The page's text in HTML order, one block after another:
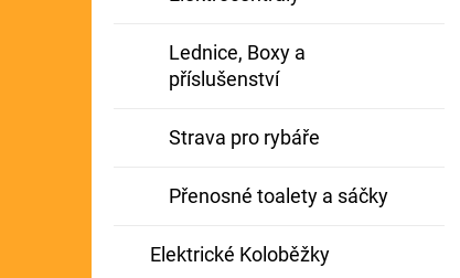
Lednice, Boxy a
příslušenství
Strava pro rybáře
Přenosné toalety a sáčky
Elektrické Koloběžky